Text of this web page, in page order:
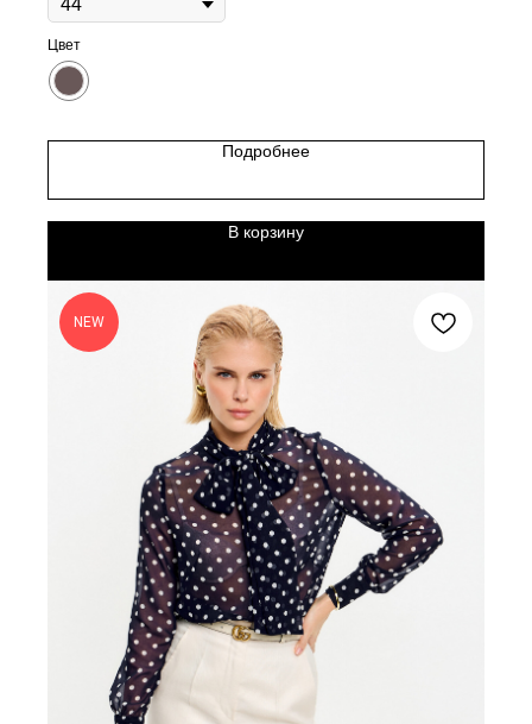
Цвет
Подробнее
В корзину
NEW